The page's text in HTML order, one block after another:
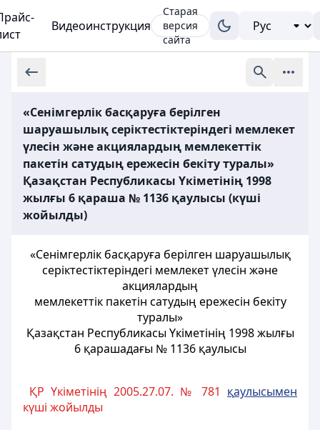
Видеоинструкция
Старая
версия
сайта
«Сенімгерлік басқаруға берілген
шаруашылық серіктестіктеріндегі мемлекет
үлесін және акциялардың мемлекеттік
пакетін сатудың ережесін бекіту туралы»
Қазақстан Республикасы Үкіметінің 1998
жылғы 6 қараша № 1136 қаулысы (күші
жойылды)
«Сенімгерлік басқаруға берілген шаруашылық
серіктестіктеріндегі мемлекет үлесін және
акциялардың
мемлекеттік пакетін сатудың ережесін бекіту
туралы»
Қазақстан Республикасы Үкіметінің 1998 жылғы
6 қарашадағы № 1136 қаулысы
ҚР Үкіметінің 2005.27.07. № 781 қаулысымен
күші жойылды